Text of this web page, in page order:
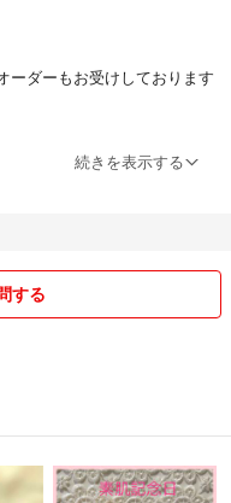
ダーもお受けしております
ト欄にてどうぞ。
場合、発送料金により希望に
続きを表示する
する